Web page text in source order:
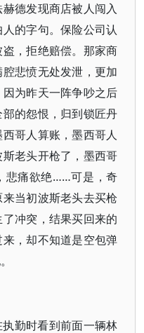
德发现商店被人闯入
的字句。保险公司认
，拒绝赔偿。 那家商
悲愤无处发泄，更加
为昨天一阵争吵之后
的怨恨，归到锁匠丹
哥人算账，墨西哥人
老头开枪了，墨西哥
悲痛欲绝……可是，奇
当初波斯老头去买枪
冲突，结果买回来的
，却不知道是空包弹
勤时看到前面一辆林